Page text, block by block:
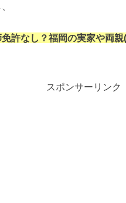
許なし？福岡の実家や両親
スポンサーリンク